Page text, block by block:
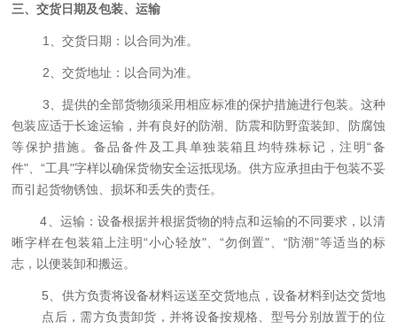
三、交货日期及包装、运输
1、交货日期：以合同为准。
2、交货地址：以合同为准。
3、提供的全部货物须采用相应标准的保护措施进行包装。这种
包装应适于长途运输，并有良好的防潮、防震和防野蛮装卸、
防腐蚀
等保护措施 。备品备件及工具单独装箱且均特殊标记，注明“备
件"、“工具"字样以确保货物安全运抵现场。供方应承担由于包装不妥
而引起货物锈蚀、损坏和丢失的责任。
4 、运输：设备根据并根据货物的特点和运输的不同要求，以清
晰字样在包装箱上注明“小心轻放"、“勿倒置"、 “防潮"等适当的标
志，以便装卸和搬运。
5、供方负责将设备材料运送至交货地点，设备材料到达交货地
点后，需方负责卸货， 并将设备按规格、型号分别放置于的位